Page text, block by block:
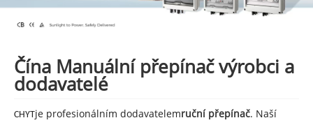
Čína Manuální přepínač výrobci a
dodavatelé
CHYTje profesionálním dodavatelemruční přepínač. Naší